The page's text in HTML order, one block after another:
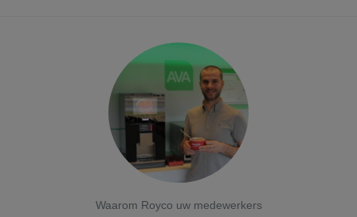
Waarom Royco uw medewerkers